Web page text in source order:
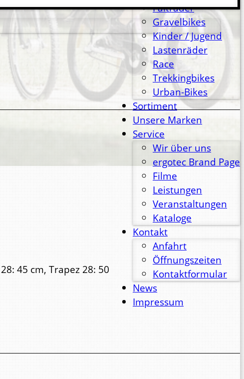
Falträder
Gravelbikes
Kinder / Jugend
Lastenräder
Race
Trekkingbikes
Urban-Bikes
Sortiment
Unsere Marken
Service
Wir über uns
ergotec Brand Page
Filme
Leistungen
Veranstaltungen
Kataloge
Kontakt
Anfahrt
Öffnungszeiten
Kontaktformular
News
Impressum
45 cm, Trapez 28: 50